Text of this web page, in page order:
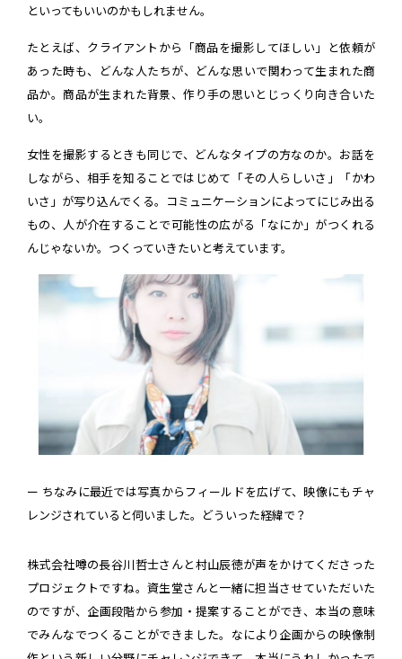
といってもいいのかもしれません。
たとえば、クライアントから「商品を撮影してほしい」と依頼が
あった時も、どんな人たちが、どんな思いで関わって生まれた商
品か。商品が生まれた背景、作り手の思いとじっくり向き合いた
い。
女性を撮影するときも同じで、どんなタイプの方なのか。お話を
しながら、相手を知ることではじめて「その人らしいさ」「かわ
いさ」が写り込んでくる。コミュニケーションによってにじみ出る
もの、人が介在することで可能性の広がる「なにか」がつくれる
んじゃないか。つくっていきたいと考えています。
ー ちなみに最近では写真からフィールドを広げて、映像にもチャ
レンジされていると伺いました。どういった経緯で？
株式会社噂の長谷川哲士さんと村山辰徳が声をかけてくださった
プロジェクトですね。資生堂さんと一緒に担当させていただいた
のですが、企画段階から参加・提案することができ、本当の意味
でみんなでつくることができました。なにより企画からの映像制